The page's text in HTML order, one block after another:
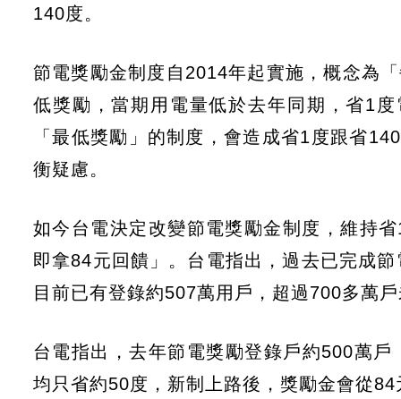
140度。
節電獎勵金制度自2014年起實施，概念為
低獎勵，當期用電量低於去年同期，省1
「最低獎勵」的制度，會造成省1度跟省
衡疑慮。
如今台電決定改變節電獎勵金制度，維持
即拿84元回饋」。台電指出，過去已完成
目前已有登錄約507萬用戶，超過700多萬
台電指出，去年節電獎勵登錄戶約500萬
均只省約50度，新制上路後，獎勵金會從